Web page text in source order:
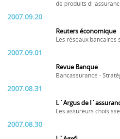
de produits
2007.09.20
Reuters économique
Les réseaux
2007.09.01
Revue Banque
Bancassurance -
2007.08.31
L´Argus de
Les assureurs
2007.08.30